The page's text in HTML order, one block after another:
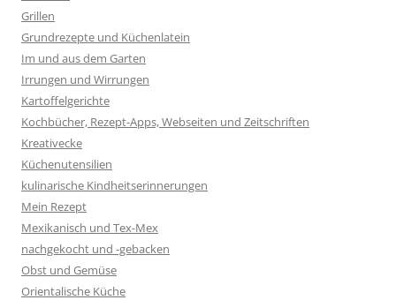
Grillen
Grundrezepte und Küchenlatein
Im und aus dem Garten
Irrungen und Wirrungen
Kartoffelgerichte
Kochbücher, Rezept-Apps, Webseiten und Zeitschriften
Kreativecke
Küchenutensilien
kulinarische Kindheitserinnerungen
Mein Rezept
Mexikanisch und Tex-Mex
nachgekocht und -gebacken
Obst und Gemüse
Orientalische Küche